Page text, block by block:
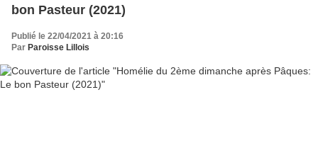
bon Pasteur (2021)
Publié le 22/04/2021 à 20:16
Par Paroisse Lillois